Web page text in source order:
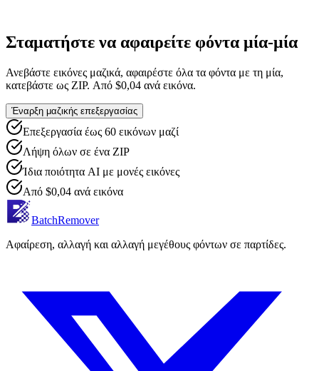
Σταματήστε να αφαιρείτε φόντα μία-μία
Ανεβάστε εικόνες μαζικά, αφαιρέστε όλα τα φόντα με τη μία,
κατεβάστε ως ZIP. Από $0,04 ανά εικόνα.
Έναρξη μαζικής επεξεργασίας
Επεξεργασία έως 60 εικόνων μαζί
Λήψη όλων σε ένα ZIP
Ίδια ποιότητα AI με μονές εικόνες
Από $0,04 ανά εικόνα
BatchRemover
Αφαίρεση, αλλαγή και αλλαγή μεγέθους φόντων σε παρτίδες.